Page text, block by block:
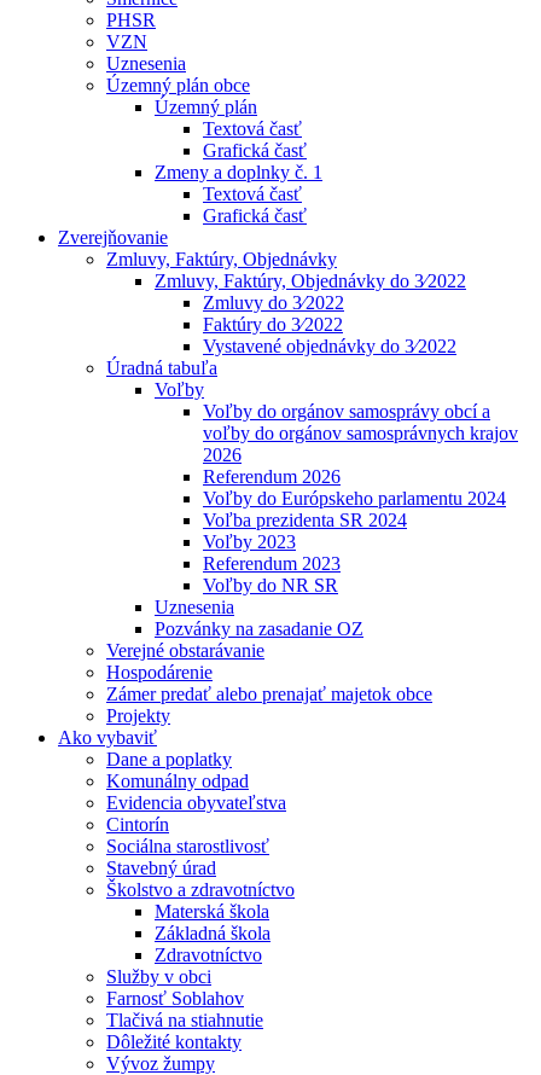
PHSR
VZN
Uznesenia
Územný plán obce
Územný plán
Textová časť
Grafická časť
Zmeny a doplnky č. 1
Textová časť
Grafická časť
Zverejňovanie
Zmluvy, Faktúry, Objednávky
Zmluvy, Faktúry, Objednávky do 3⁄2022
Zmluvy do 3⁄2022
Faktúry do 3⁄2022
Vystavené objednávky do 3⁄2022
Úradná tabuľa
Voľby
Voľby do orgánov samosprávy obcí a
voľby do orgánov samosprávnych krajov
2026
Referendum 2026
Voľby do Európskeho parlamentu 2024
Voľba prezidenta SR 2024
Voľby 2023
Referendum 2023
Voľby do NR SR
Uznesenia
Pozvánky na zasadanie OZ
Verejné obstarávanie
Hospodárenie
Zámer predať alebo prenajať majetok obce
Projekty
Ako vybaviť
Dane a poplatky
Komunálny odpad
Evidencia obyvateľstva
Cintorín
Sociálna starostlivosť
Stavebný úrad
Školstvo a zdravotníctvo
Materská škola
Základná škola
Zdravotníctvo
Služby v obci
Farnosť Soblahov
Tlačivá na stiahnutie
Dôležité kontakty
Vývoz žumpy